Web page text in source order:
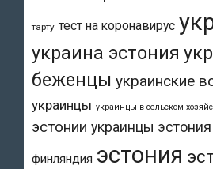
тарту тест на коронавирус
украина эстония
беженцы украинские
украинцы украинцы в сельском
эстонии украинцы эстония
финляндия эстония